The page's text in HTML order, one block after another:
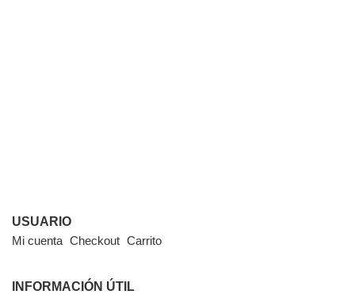
USUARIO
Mi cuenta Checkout Carrito
INFORMACIÓN ÚTIL